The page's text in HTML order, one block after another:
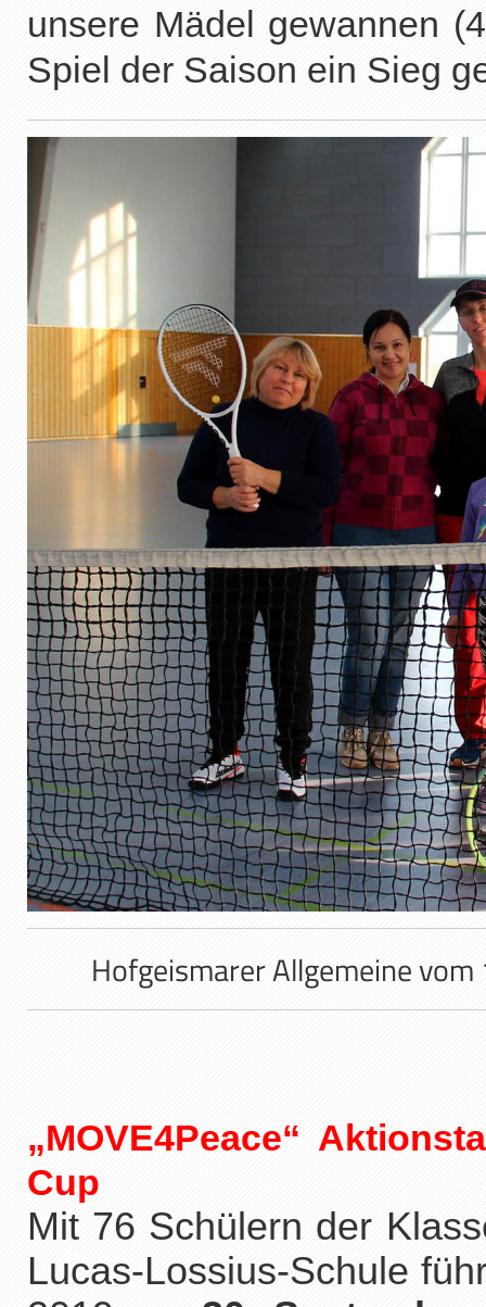
unsere Mädel gewannen
Spiel der Saison ein Sieg
Hofgeismarer Allgemeine
„MOVE4Peace“
Cup
Mit 76 Schülern der
Lucas-Lossius-Schule